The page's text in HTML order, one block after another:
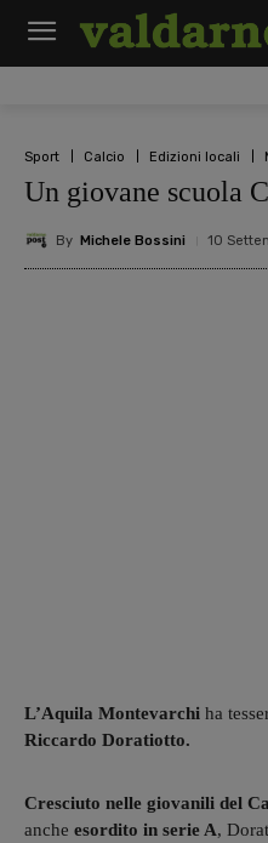
Sport Calcio Edizioni locali
Un giovane scuola
By Michele Bossini 10
L’Aquila Montevarchi ha
Riccardo Doratiotto.
Cresciuto nelle giovanili del
anche esordito in serie A,